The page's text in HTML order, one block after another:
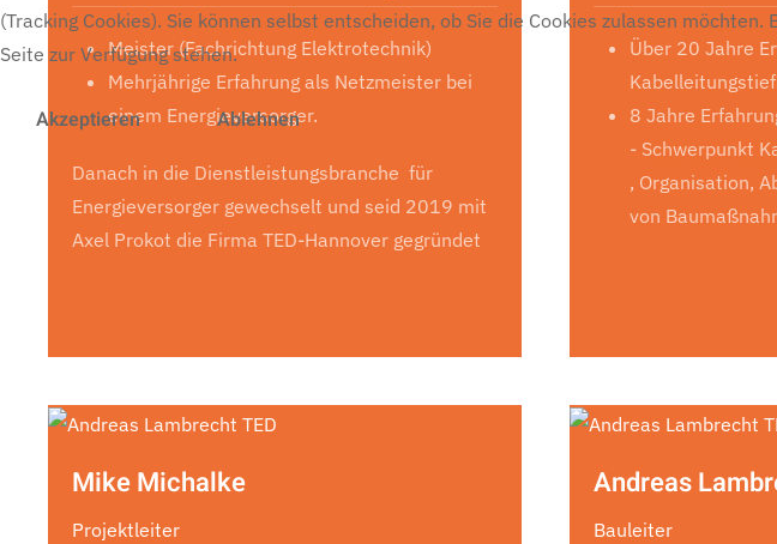
Meister (Fachrichtung Elektrotechnik)
Mehrjährige Erfahrung als Netzmeister bei
einem Energieversorger.
Danach in die Dienstleistungsbranche für
Energieversorger gewechselt und seid 2019 mit
Axel Prokot die Firma TED-Hannover gegründet
Über 20 Jahre
8 Jahre
- Schwerpunkt
, Organisation,
von
Mike Michalke
Projektleiter
Andreas
Bauleiter
(Tracking Cookies). Sie können selbst entscheiden, ob Sie die Cookies zulassen
Seite zur Verfügung stehen.
Akzeptieren Ablehnen
Weitere